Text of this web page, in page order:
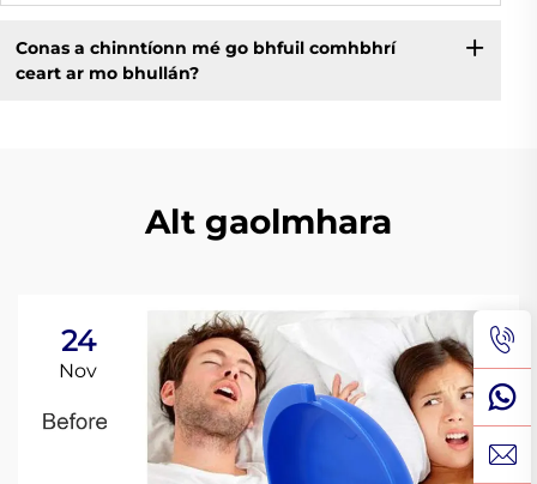
Conas a chinntíonn mé go bhfuil comhbhrí
ceart ar mo bhullán?
Alt gaolmhara
24
Nov